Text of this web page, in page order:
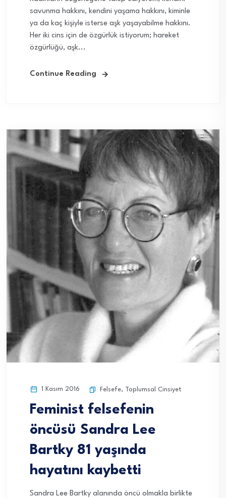
savunma hakkını, kendini yaşama hakkını, kiminle
ya da kaç kişiyle isterse aşk yaşayabilme hakkını.
Her iki cins için de özgürlük istiyorum; hareket
özgürlüğü, aşk...
Continue Reading
1 Kasım 2016 Felsefe, Toplumsal Cinsiyet
Feminist felsefenin
öncüsü Sandra Lee
Bartky 81 yaşında
hayatını kaybetti
Sandra Lee Bartky alanında öncü olmakla birlikte